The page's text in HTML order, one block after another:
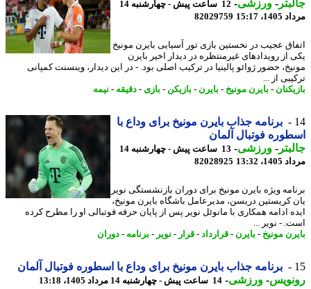
-ورزشی-
12 ساعت پیش - چهارشنبه 14
15:17
82029759
عجیب در نخستین بازی تور آسیایی بایرن مونیخ
از رویدادهای غیرمنتظره در دیدار اخیر بایرن
حضور ژوائو پالینیا در ترکیب اصلی بود. - در این دیدار، وینسنت کمپانی
از ...
-بایرن مونیخ-بایرن- بازیکن -بازی - دقیقه-نیمه
برنامه جذاب بایرن مونیخ برای وداع با
فوتبال آلمان
-ورزشی-
13 ساعت پیش - چهارشنبه 14
13:32
82028925
ویژه بایرن مونیخ برای دوران بازنشستگی نویر
کریستین دریسن، مدیرعامل باشگاه بایرن مونیخ،
ادامه همکاری با مانوئل نویر پس از پایان حرفه فوتبالی او را مطرح کرده
- نویر ...
مونیخ-بایرن- قرارداد -قرار - نویر -برنامه -دوران
برنامه جذاب بایرن مونیخ برای وداع با اسطوره فوتبال آلمان
-ورزشی-14 ساعت پیش - چهارشنبه 14 مرداد 1405، 13:18